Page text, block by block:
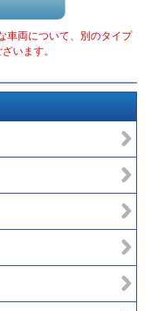
車両について、別のタイプ
います。